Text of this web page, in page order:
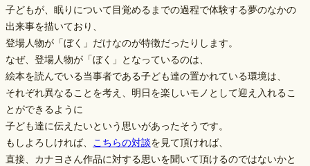
子どもが、眠りについて目覚めるまでの過程で体験する夢のなかの
出来事を描いており、
登場人物が「ぼく」だけなのが特徴だったりします。
なぜ、登場人物が「ぼく」となっているのは、
絵本を読んでいる当事者である子ども達の置かれている環境は、
それぞれ異なることを考え、明日を楽しいモノとして迎え入れるこ
とができるように
子ども達に伝えたいという思いがあったそうです。
もしよろしければ、
こちらの対談を見て頂ければ、
直接、カナヨさん作品に対する思いを聞いて頂けるのではないかと